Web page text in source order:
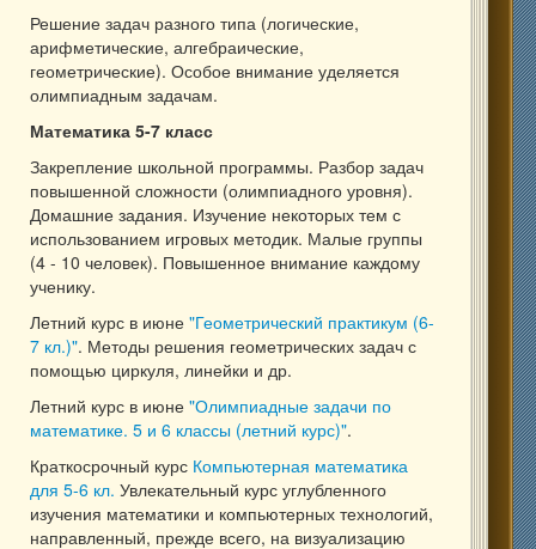
Решение задач разного типа (логические,
арифметические, алгебраические,
геометрические). Особое внимание уделяется
олимпиадным задачам.
Математика 5-7 класс
Закрепление школьной программы. Разбор задач
повышенной сложности (олимпиадного уровня).
Домашние задания. Изучение некоторых тем с
использованием игровых методик. Малые группы
(4 - 10 человек). Повышенное внимание каждому
ученику.
Летний курс в июне "Геометрический практикум (6-
7 кл.)". Методы решения геометрических задач с
помощью циркуля, линейки и др.
Летний курс в июне "Олимпиадные задачи по
математике. 5 и 6 классы (летний курс)".
Краткосрочный курс Компьютерная математика
для 5-6 кл. Увлекательный курс углубленного
изучения математики и компьютерных технологий,
направленный, прежде всего, на визуализацию